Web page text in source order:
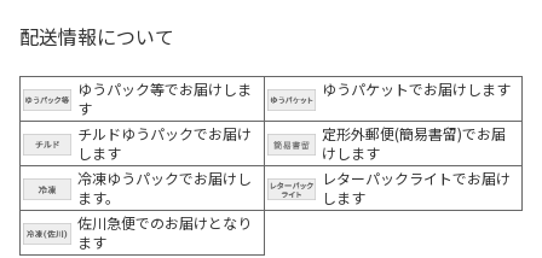
配送情報について
ゆうパック等でお届けしま
す
ゆうパケットでお届けします
チルドゆうパックでお届け
します
定形外郵便(簡易書留)でお届
けします
冷凍ゆうパックでお届けし
ます。
レターパックライトでお届け
します
佐川急便でのお届けとなり
ます